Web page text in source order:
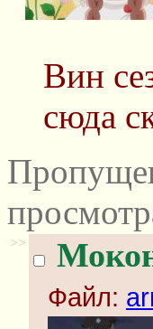
Вин
сюда
>>
Файл: